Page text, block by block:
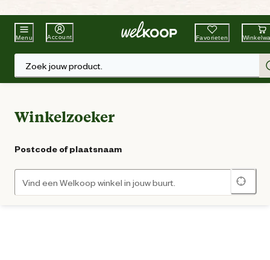
Beste WinkelketenTuin & Dier
Menu Account Favorieten
Zoek jouw product.
Winkelzoeker
Postcode of plaatsnaam